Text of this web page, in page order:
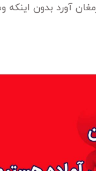
آورد بدون